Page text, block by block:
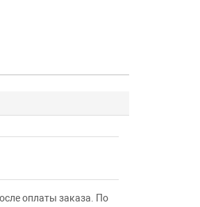
оплаты заказа. По